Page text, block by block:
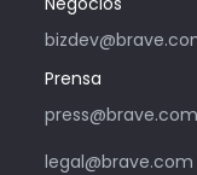
Prensa
press@brave.com
legal@brave.com